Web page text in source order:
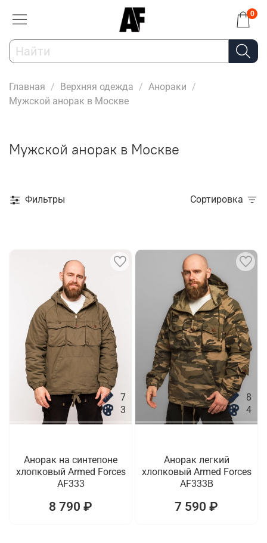
0
Главная Верхняя одежда
Анораки
Мужской анорак в Москве
Мужской анорак в Москве
Фильтры Сортировка
7
3
Анорак на синтепоне
хлопковый Armed Forces
AF333
8 790 ₽
8
4
Анорак легкий
хлопковый Armed Forces
AF333B
7 590 ₽